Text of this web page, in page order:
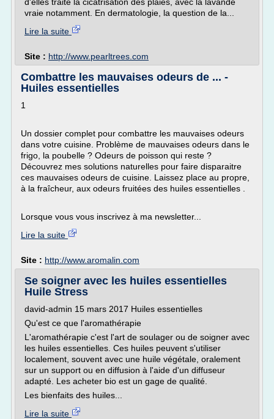
vraie notamment. En dermatologie, la question de la...
Lire la suite
Site : http://www.pearltrees.com
Combattre les mauvaises odeurs de ... -
Huiles essentielles
1
Un dossier complet pour combattre les mauvaises odeurs
dans votre cuisine. Problème de mauvaises odeurs dans le
frigo, la poubelle ? Odeurs de poisson qui reste ?
Découvrez mes solutions naturelles pour faire disparaitre
ces mauvaises odeurs de cuisine. Laissez place au propre,
à la fraîcheur, aux odeurs fruitées des huiles essentielles .
Lorsque vous vous inscrivez à ma newsletter...
Lire la suite
Site : http://www.aromalin.com
Se soigner avec les huiles essentielles
Huile Stress
david-admin 15 mars 2017 Huiles essentielles
Qu'est ce que l'aromathérapie
L'aromathérapie c'est l'art de soulager ou de soigner avec
les huiles essentielles. Ces huiles peuvent s'utiliser
localement, souvent avec une huile végétale, oralement
sur un support ou en diffusion à l'aide d'un diffuseur
adapté. Les acheter bio est un gage de qualité.
Les bienfaits des huiles...
Lire la suite